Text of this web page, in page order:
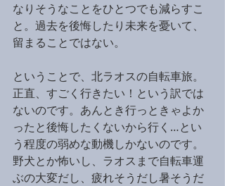
なりそうなことをひとつでも減らすこ
と。過去を後悔したり未来を憂いて、
留まることではない。
ということで、北ラオスの自転車旅。
正直、すごく行きたい！という訳では
ないのです。あんとき行っときゃよか
ったと後悔したくないから行く…とい
う程度の弱めな動機しかないのです。
野犬とか怖いし、ラオスまで自転車運
ぶの大変だし、疲れそうだし暑そうだ